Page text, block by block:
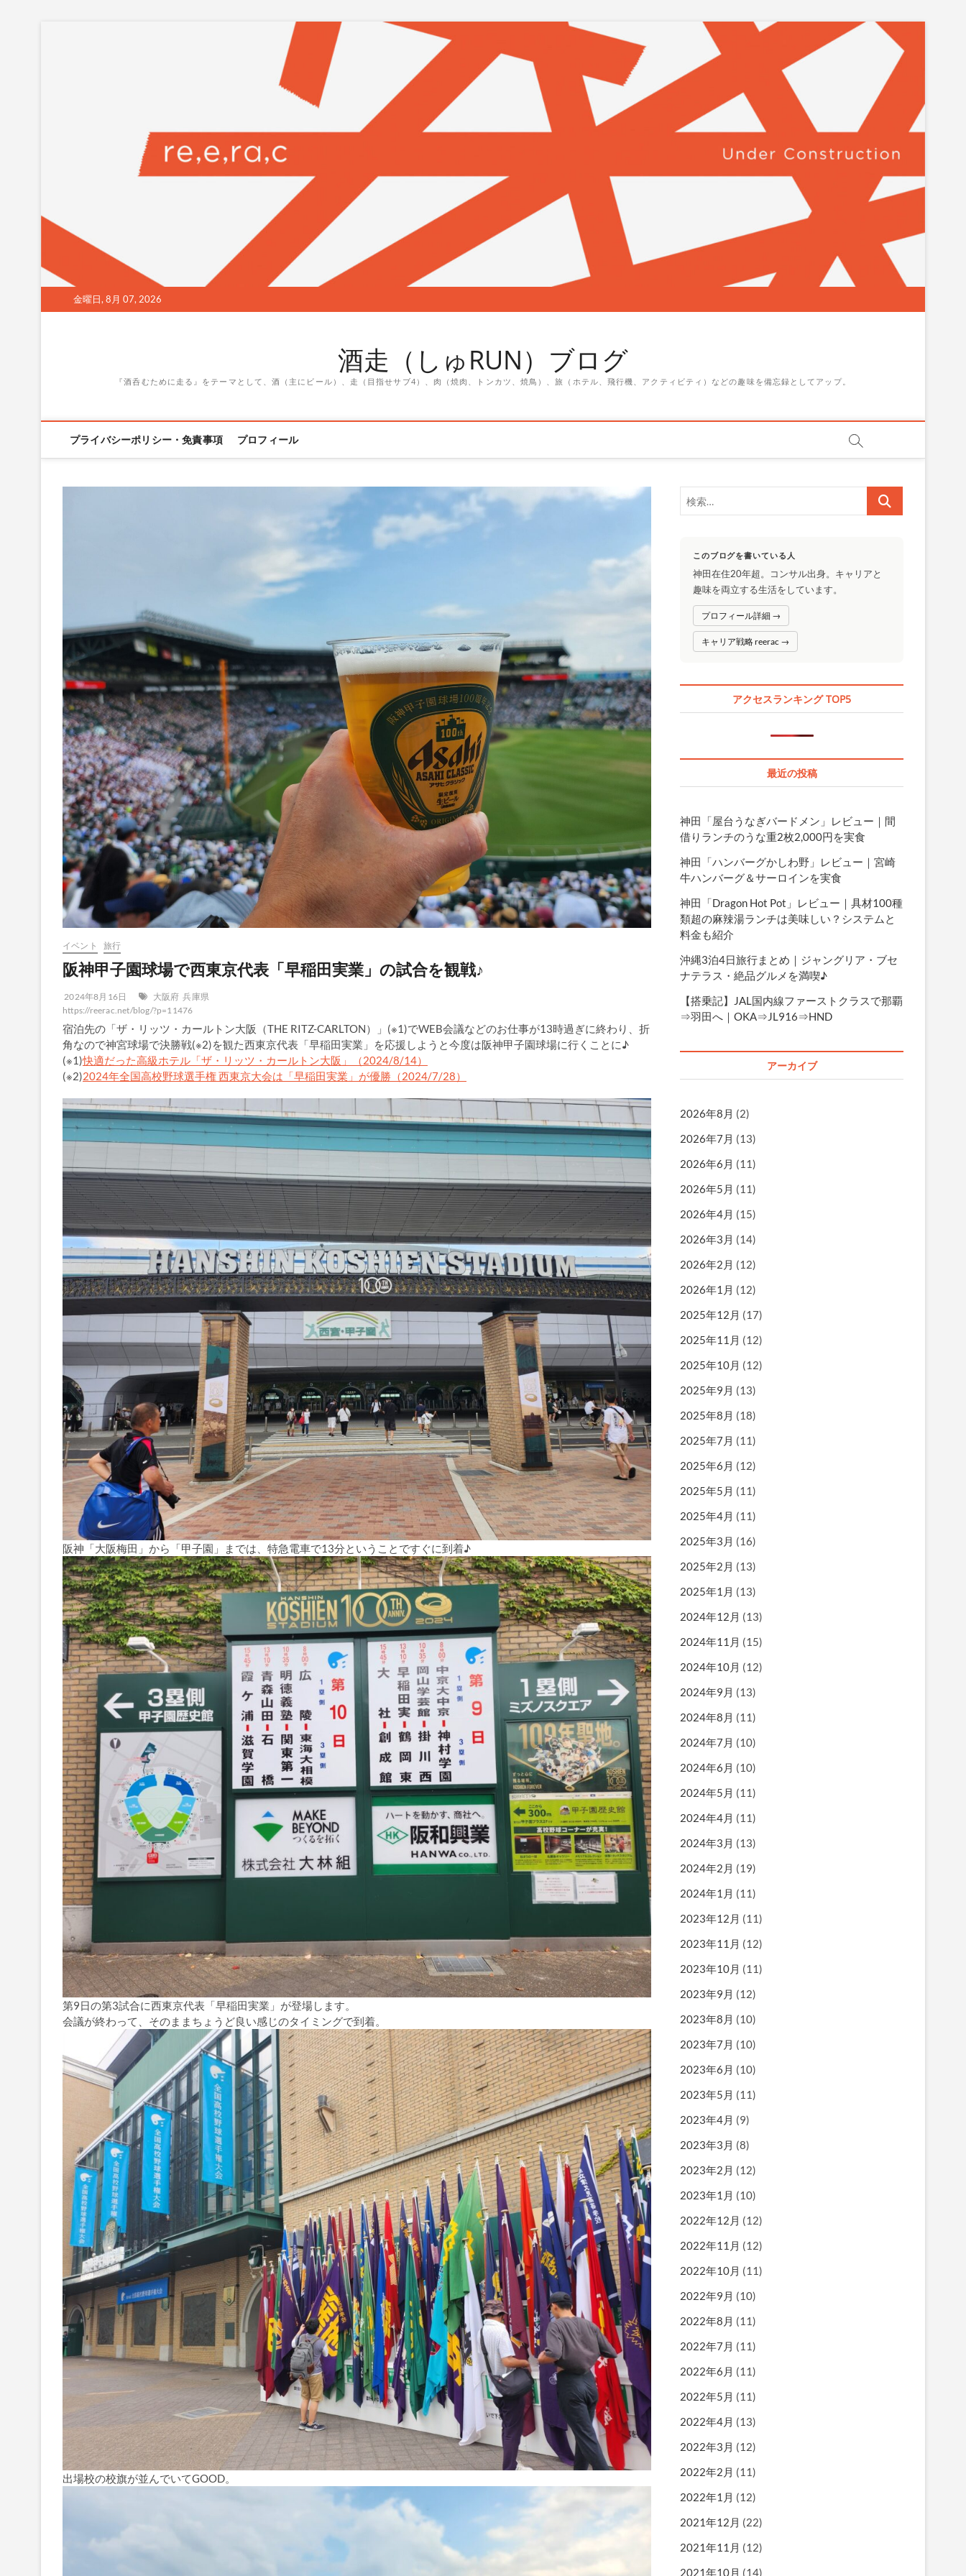
金曜日, 8月 07, 2026
酒走（しゅRUN）ブログ
『酒呑むために走る』をテーマとして、酒（主にビール）、走（目指せサブ4）、肉（焼肉、トンカツ、焼鳥）、旅（ホテル、飛行機、アクティビティ）などの趣味を備忘録としてアップ。
プライバシーポリシー・免責事項 プロフィール
イベント 旅行
阪神甲子園球場で西東京代表「早稲田実業」の試合を観戦♪
2024年8月16日 大阪府 兵庫県
https://reerac.net/blog/?p=11476
宿泊先の「ザ・リッツ・カールトン大阪（THE RITZ-CARLTON）」(※1)でWEB会議などのお仕事が13時過ぎに終わり、折
角なので神宮球場で決勝戦(※2)を観た西東京代表「早稲田実業」を応援しようと今度は阪神甲子園球場に行くことに♪
(※1)快適だった高級ホテル「ザ・リッツ・カールトン大阪」（2024/8/14）
(※2)2024年全国高校野球選手権 西東京大会は「早稲田実業」が優勝（2024/7/28）
阪神「大阪梅田」から「甲子園」までは、特急電車で13分ということですぐに到着♪
第9日の第3試合に西東京代表「早稲田実業」が登場します。
会議が終わって、そのままちょうど良い感じのタイミングで到着。
出場校の校旗が並んでいてGOOD。
索…
このブログを書いている人
神田在住20年超。コンサル出身。キャリアと
趣味を両立する生活をしています。
プロフィール詳細 →
キャリア戦略 reerac →
アクセスランキング TOP5
最近の投稿
神田「屋台うなぎバードメン」レビュー｜間
借りランチのうな重2枚2,000円を実食
神田「ハンバーグかしわ野」レビュー｜宮崎
牛ハンバーグ＆サーロインを実食
神田「Dragon Hot Pot」レビュー｜具材100種
類超の麻辣湯ランチは美味しい？システムと
料金も紹介
沖縄3泊4日旅行まとめ｜ジャングリア・ブセ
ナテラス・絶品グルメを満喫♪
【搭乗記】JAL国内線ファーストクラスで那覇
⇒羽田へ｜OKA⇒JL916⇒HND
アーカイブ
2026年8月 (2)
2026年7月 (13)
2026年6月 (11)
2026年5月 (11)
2026年4月 (15)
2026年3月 (14)
2026年2月 (12)
2026年1月 (12)
2025年12月 (17)
2025年11月 (12)
2025年10月 (12)
2025年9月 (13)
2025年8月 (18)
2025年7月 (11)
2025年6月 (12)
2025年5月 (11)
2025年4月 (11)
2025年3月 (16)
2025年2月 (13)
2025年1月 (13)
2024年12月 (13)
2024年11月 (15)
2024年10月 (12)
2024年9月 (13)
2024年8月 (11)
2024年7月 (10)
2024年6月 (10)
2024年5月 (11)
2024年4月 (11)
2024年3月 (13)
2024年2月 (19)
2024年1月 (11)
2023年12月 (11)
2023年11月 (12)
2023年10月 (11)
2023年9月 (12)
2023年8月 (10)
2023年7月 (10)
2023年6月 (10)
2023年5月 (11)
2023年4月 (9)
2023年3月 (8)
2023年2月 (12)
2023年1月 (10)
2022年12月 (12)
2022年11月 (12)
2022年10月 (11)
2022年9月 (10)
2022年8月 (11)
2022年7月 (11)
2022年6月 (11)
2022年5月 (11)
2022年4月 (13)
2022年3月 (12)
2022年2月 (11)
2022年1月 (12)
2021年12月 (22)
2021年11月 (12)
2021年10月 (14)